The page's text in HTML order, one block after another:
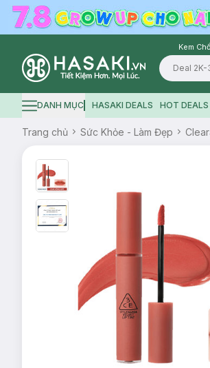
Kem
Logo
Hamburger icon
DANH MỤC HASAKI DEALS HOT DEALS
Trang chủ Sức Khỏe - Làm Đẹp